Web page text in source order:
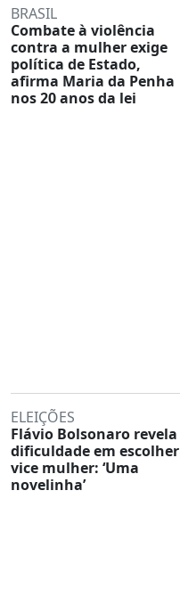
BRASIL
Combate à violência
contra a mulher exige
política de Estado,
afirma Maria da Penha
nos 20 anos da lei
ELEIÇÕES
Flávio Bolsonaro revela
dificuldade em escolher
vice mulher: ‘Uma
novelinha’